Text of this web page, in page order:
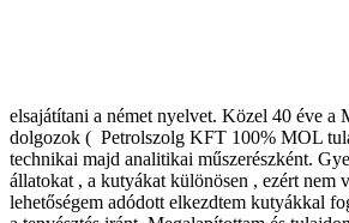
elsajátítani a német nyelvet. Közel 40 éve a
dolgozok ( Petrolszolg KFT 100% MOL
technikai majd analitikai műszerészként.
állatokat , a kutyákat különösen , ezért nem
lehetőségem adódott elkezdtem kutyákkal